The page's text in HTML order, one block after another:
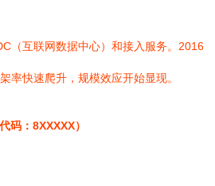
（互联网数据中心）和接入服务。2016
率快速爬升，规模效应开始显现。
码：8XXXXX）